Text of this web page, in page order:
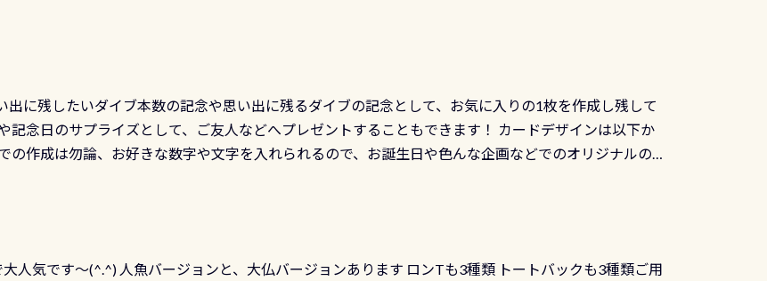
出に残したいダイブ本数の記念や思い出に残るダイブの記念として、お気に入りの1枚を作成し残して
記念日のサプライズとして、ご友人などへプレゼントすることもできます！ カードデザインは以下か
の作成は勿論、お好きな数字や文字を入れられるので、お誕生日や色んな企画などでのオリジナルの
人気です～(^.^) 人魚バージョンと、大仏バージョンあります ロンTも3種類 トートバックも3種類ご用